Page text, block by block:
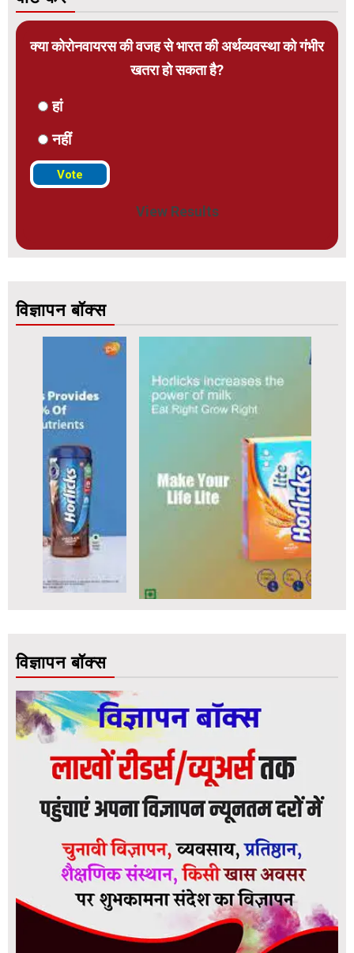
क्या कोरोनवायरस की वजह से भारत की अर्थव्यवस्था को गंभीर
खतरा हो सकता है?
हां
नहीं
View Results
विज्ञापन बॉक्स
विज्ञापन बॉक्स